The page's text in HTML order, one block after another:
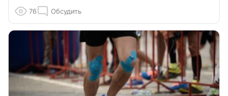
76 Обсудить